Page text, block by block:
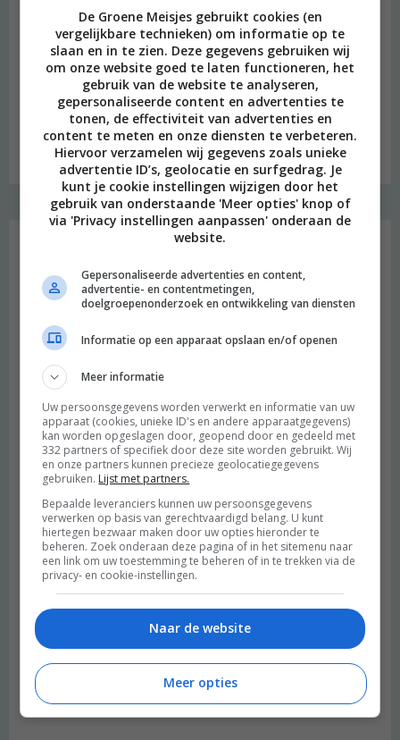
Budget recept: Linzensoep met kokosmelk
Instagram Merel
De Groene Meisjes gebruikt cookies (en
vergelijkbare technieken) om informatie op te
slaan en in te zien. Deze gegevens gebruiken wij
om onze website goed te laten functioneren, het
gebruik van de website te analyseren,
gepersonaliseerde content en advertenties te
tonen, de effectiviteit van advertenties en
content te meten en onze diensten te verbeteren.
Hiervoor verzamelen wij gegevens zoals unieke
advertentie ID’s, geolocatie en surfgedrag. Je
kunt je cookie instellingen wijzigen door het
gebruik van onderstaande 'Meer opties' knop of
via 'Privacy instellingen aanpassen' onderaan de
website.
Gepersonaliseerde advertenties en content,
advertentie- en contentmetingen,
doelgroepenonderzoek en ontwikkeling van diensten
Informatie op een apparaat opslaan en/of openen
Meer informatie
Uw persoonsgegevens worden verwerkt en informatie van uw
apparaat (cookies, unieke ID's en andere apparaatgegevens)
kan worden opgeslagen door, geopend door en gedeeld met
332 partners of specifiek door deze site worden gebruikt. Wij
en onze partners kunnen precieze geolocatiegegevens
gebruiken. Lijst met partners.
Bepaalde leveranciers kunnen uw persoonsgegevens
verwerken op basis van gerechtvaardigd belang. U kunt
hiertegen bezwaar maken door uw opties hieronder te
beheren. Zoek onderaan deze pagina of in het sitemenu naar
een link om uw toestemming te beheren of in te trekken via de
privacy- en cookie-instellingen.
Naar de website
Meer opties